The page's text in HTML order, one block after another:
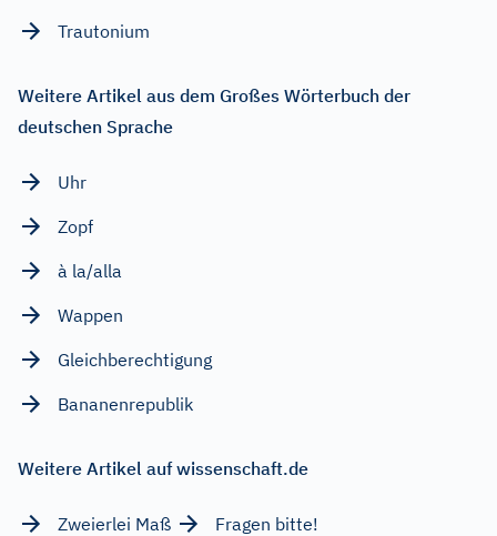
Trautonium
Weitere Artikel aus dem Großes Wörterbuch der
deutschen Sprache
Uhr
Zopf
à la/alla
Wappen
Gleichberechtigung
Bananenrepublik
Weitere Artikel auf wissenschaft.de
Zweierlei Maß
Fragen bitte!